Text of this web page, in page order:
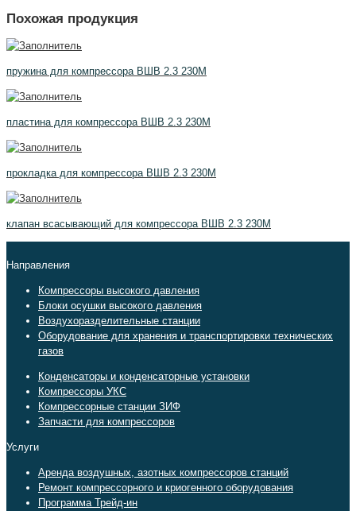
Похожая продукция
пружина для компрессора ВШВ 2.3 230М
пластина для компрессора ВШВ 2.3 230М
прокладка для компрессора ВШВ 2.3 230М
клапан всасывающий для компрессора ВШВ 2.3 230М
Направления
Компрессоры высокого давления
Блоки осушки высокого давления
Воздухоразделительные станции
Оборудование для хранения и транспортировки технических
газов
Конденсаторы и конденсаторные установки
Компрессоры УКС
Компрессорные станции ЗИФ
Запчасти для компрессоров
Услуги
Аренда воздушных, азотных компрессоров станций
Ремонт компрессорного и криогенного оборудования
Программа Трейд-ин